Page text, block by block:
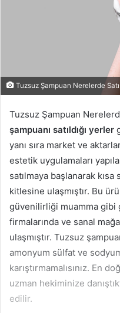
Tuzsuz Şampuan Nerelerde
Tuzsuz Şampuan
şampuanı satıldığı yerler
yanı sıra market ve
estetik uygulamaları
satılmaya başlanarak
kitlesine ulaşmıştır. Bu
güvenilirliği muamma
firmalarında ve sanal
ulaşmıştır. Tuzsuz
amonyum sülfat ve
karıştırmamalısınız. En
uzman hekiminize
edilir.